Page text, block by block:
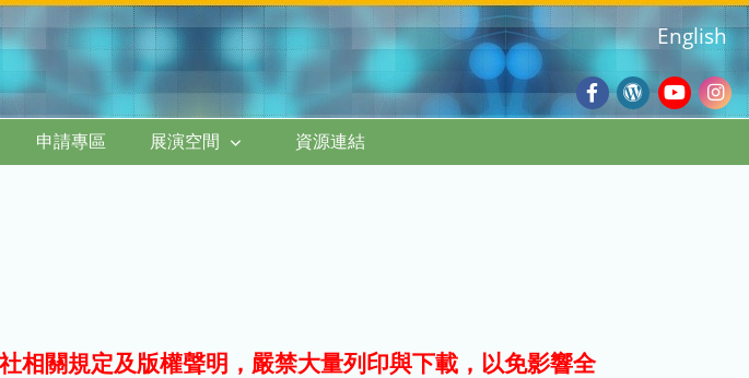
Facebook
Wordpress
Blog
English
申請專區 展演空間 資源連結
相關規定及版權聲明，嚴禁大量列印與下載，以免影響全